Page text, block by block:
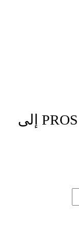
حاسبة سعر الصرف من PROS إلى